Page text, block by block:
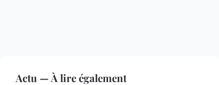
Actu — À lire également